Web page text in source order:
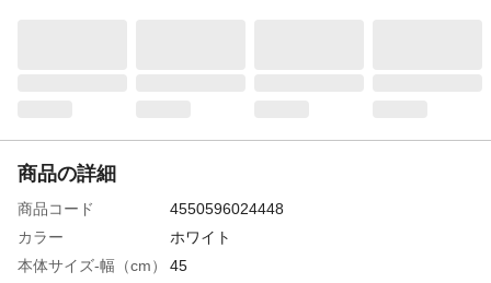
商品の詳細
商品コード
4550596024448
カラー
ホワイト
本体サイズ-幅（cm）
45